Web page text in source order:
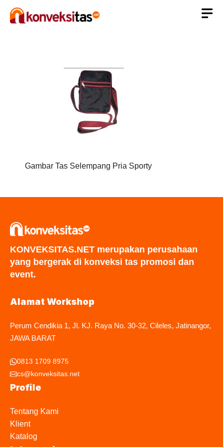
Langsung
Gambar Tas Selempang Pria Sporty
KONVEKSITAS.NET merupakan perusahaan
yang bergerak di konveksi tas promosi dan
event.
Alamat Workshop
Perum Cendikia 1, Jl. KJ. Raya No. 30-32, Cileles, Jatinangor,
JAWA BARAT
0813 1709 8975
cs@konveksitas.net
Profile
Tentang Kami
Klient
Katalog